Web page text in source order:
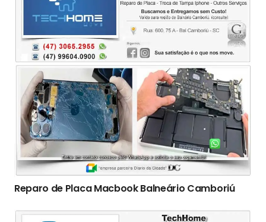
Reparo de Placa Macbook Balneário Camboriú